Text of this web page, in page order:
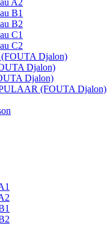
A2
B1
B2
C1
C2
Djalon)
Djalon)
Djalon)
(FOUTA Djalon)